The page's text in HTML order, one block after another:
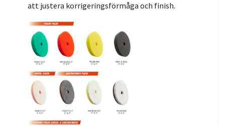
att justera korrigeringsförmåga och finish.